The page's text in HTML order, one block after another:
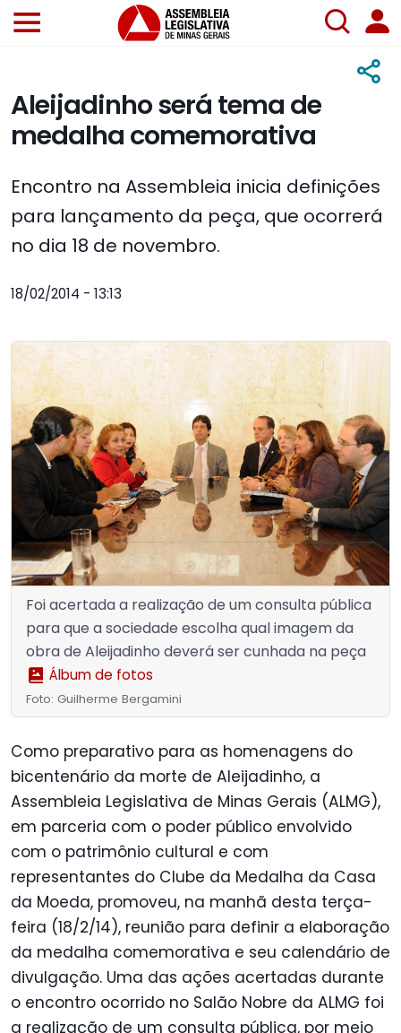
Aleijadinho será tema de
medalha comemorativa
Encontro na Assembleia inicia definições
para lançamento da peça, que ocorrerá
no dia 18 de novembro.
18/02/2014 - 13:13
Foi acertada a realização de um consulta pública
para que a sociedade escolha qual imagem da
obra de Aleijadinho deverá ser cunhada na peça
Álbum de fotos
Foto: Guilherme Bergamini
Como preparativo para as homenagens do
bicentenário da morte de Aleijadinho, a
Assembleia Legislativa de Minas Gerais (ALMG),
em parceria com o poder público envolvido
com o patrimônio cultural e com
representantes do Clube da Medalha da Casa
da Moeda, promoveu, na manhã desta terça-
feira (18/2/14), reunião para definir a elaboração
da medalha comemorativa e seu calendário de
divulgação. Uma das ações acertadas durante
o encontro ocorrido no Salão Nobre da ALMG foi
a realização de um consulta pública, por meio